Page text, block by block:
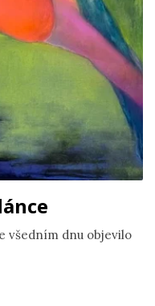
všedním dnu objevilo